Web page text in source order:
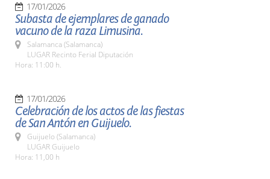
17/01/2026
Subasta de ejemplares de ganado
vacuno de la raza Limusina.
Salamanca (Salamanca)
LUGAR Recinto Ferial Diputación
Hora: 11:00 h.
17/01/2026
Celebración de los actos de las fiestas
de San Antón en Guijuelo.
Guijuelo (Salamanca)
LUGAR Guijuelo
Hora: 11,00 h